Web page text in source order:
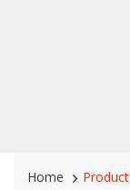
Home Product